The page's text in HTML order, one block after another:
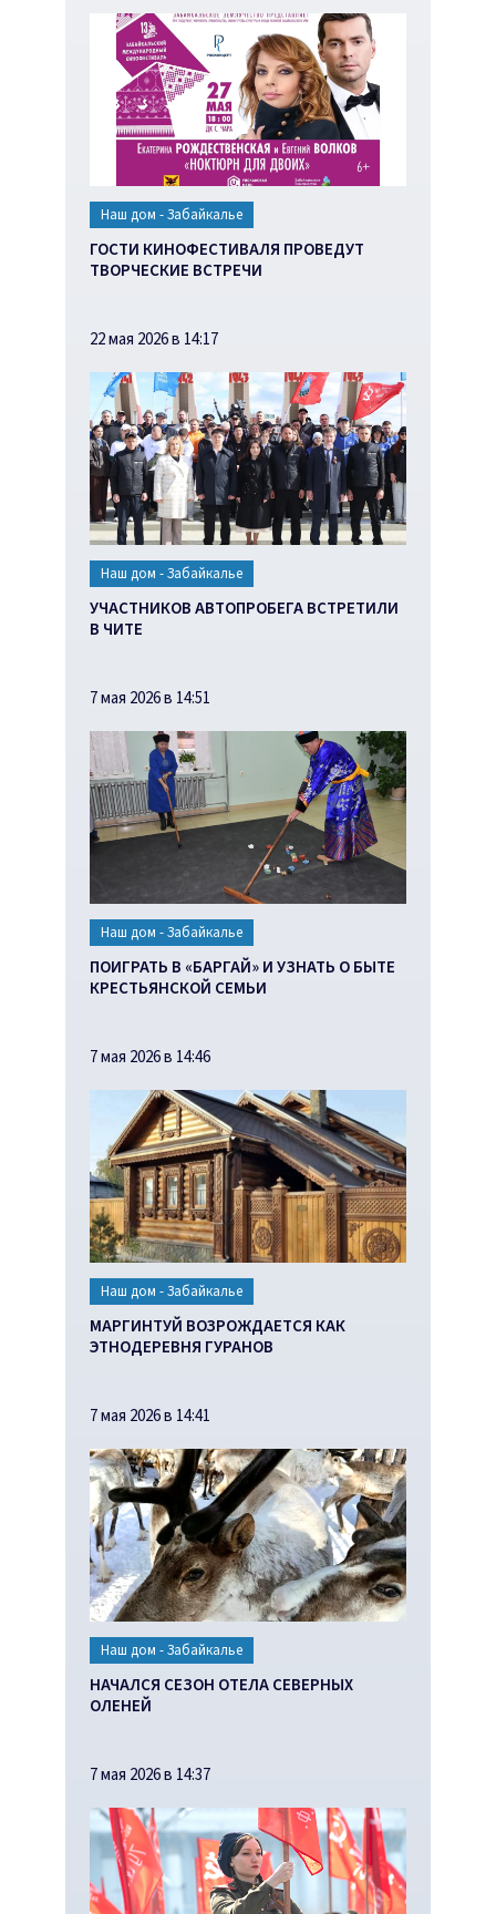
Наш дом - Забайкалье
ГОСТИ КИНОФЕСТИВАЛЯ ПРОВЕДУТ
ТВОРЧЕСКИЕ ВСТРЕЧИ
22 мая 2026 в 14:17
Наш дом - Забайкалье
УЧАСТНИКОВ АВТОПРОБЕГА ВСТРЕТИЛИ
В ЧИТЕ
7 мая 2026 в 14:51
Наш дом - Забайкалье
ПОИГРАТЬ В «БАРГАЙ» И УЗНАТЬ О БЫТЕ
КРЕСТЬЯНСКОЙ СЕМЬИ
7 мая 2026 в 14:46
Наш дом - Забайкалье
МАРГИНТУЙ ВОЗРОЖДАЕТСЯ КАК
ЭТНОДЕРЕВНЯ ГУРАНОВ
7 мая 2026 в 14:41
Наш дом - Забайкалье
НАЧАЛСЯ СЕЗОН ОТЕЛА СЕВЕРНЫХ
ОЛЕНЕЙ
7 мая 2026 в 14:37